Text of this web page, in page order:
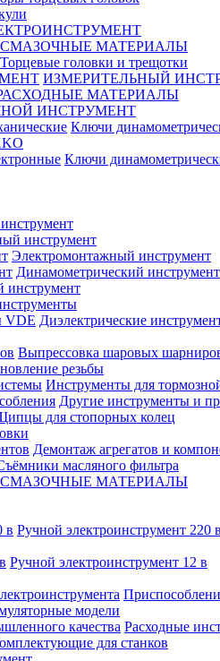
СМАЗОЧНЫЕ МАТЕРИАЛЫ
Торцевые головки и трещотки
ИЗМЕРИТЕЛЬНЫЙ
МАТЕРИАЛЫ
ИНСТРУМЕНТ
Ключи
Ключи
инструмент
Электромонтажный инструмент
Динамометрический инструмент
инструмент
Диэлектрические
Выпрессовка шаровых
резьбы
Инструменты для
Другие инструменты и
для стопорных колец
Демонтаж агрегатов и
масляного фильтра
СМАЗОЧНЫЕ МАТЕРИАЛЫ
Ручной электроинструмент 220 в
Ручной электроинструмент 12 в
модели
Расходные
для станков